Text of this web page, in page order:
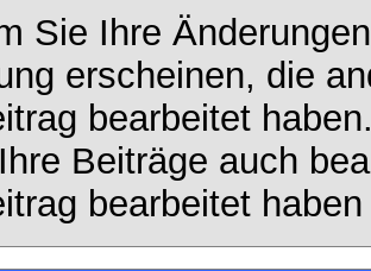
Sie Ihre
erscheinen, die
bearbeitet
Beiträge auch
bearbeitet